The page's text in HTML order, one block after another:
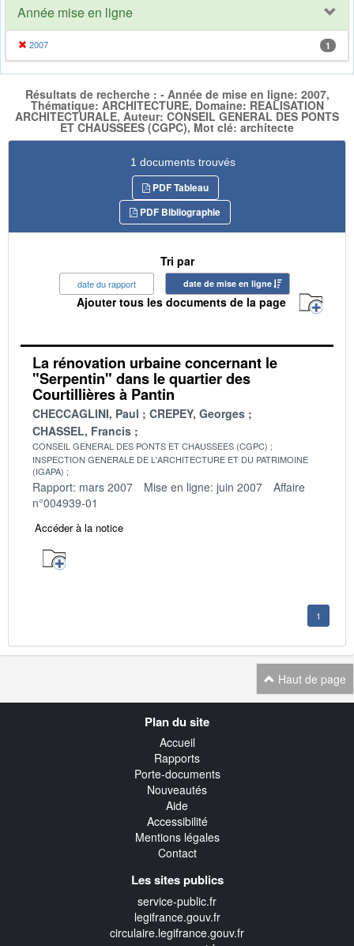
Année mise en ligne
2007 1
Résultats de recherche : - Année de mise en ligne: 2007,
Thématique: ARCHITECTURE, Domaine: REALISATION
ARCHITECTURALE, Auteur: CONSEIL GENERAL DES PONTS
ET CHAUSSEES (CGPC), Mot clé: architecte
1 documents trouvés
PDF Tableau
PDF Bibliographie
Tri par
date du rapport date de mise en ligne
Ajouter tous les documents de la page
La rénovation urbaine concernant le
"Serpentin" dans le quartier des
Courtillières à Pantin
CHECCAGLINI, Paul
CREPEY, Georges
CHASSEL, Francis
CONSEIL GENERAL DES PONTS ET CHAUSSEES (CGPC)
INSPECTION GENERALE DE L'ARCHITECTURE ET DU PATRIMOINE
(IGAPA)
Rapport: mars 2007 Mise en ligne: juin 2007
Affaire
n°004939-01
Accéder à la notice
1
Haut de page
Plan du site
Accueil
Rapports
Porte-documents
Nouveautés
Aide
Accessibilité
Mentions légales
Contact
Les sites publics
service-public.fr
legifrance.gouv.fr
circulaire.legifrance.gouv.fr